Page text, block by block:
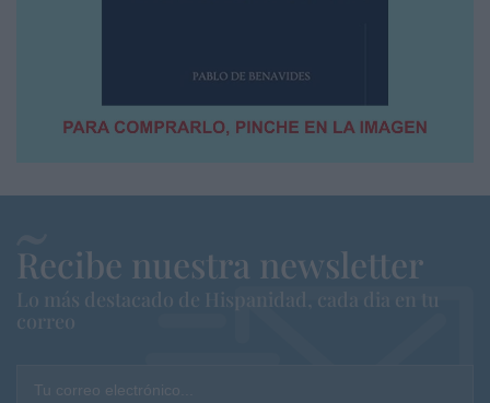
Recibe nuestra newsletter
Lo más destacado de Hispanidad, cada dia en tu
correo
Tu correo electrónico...